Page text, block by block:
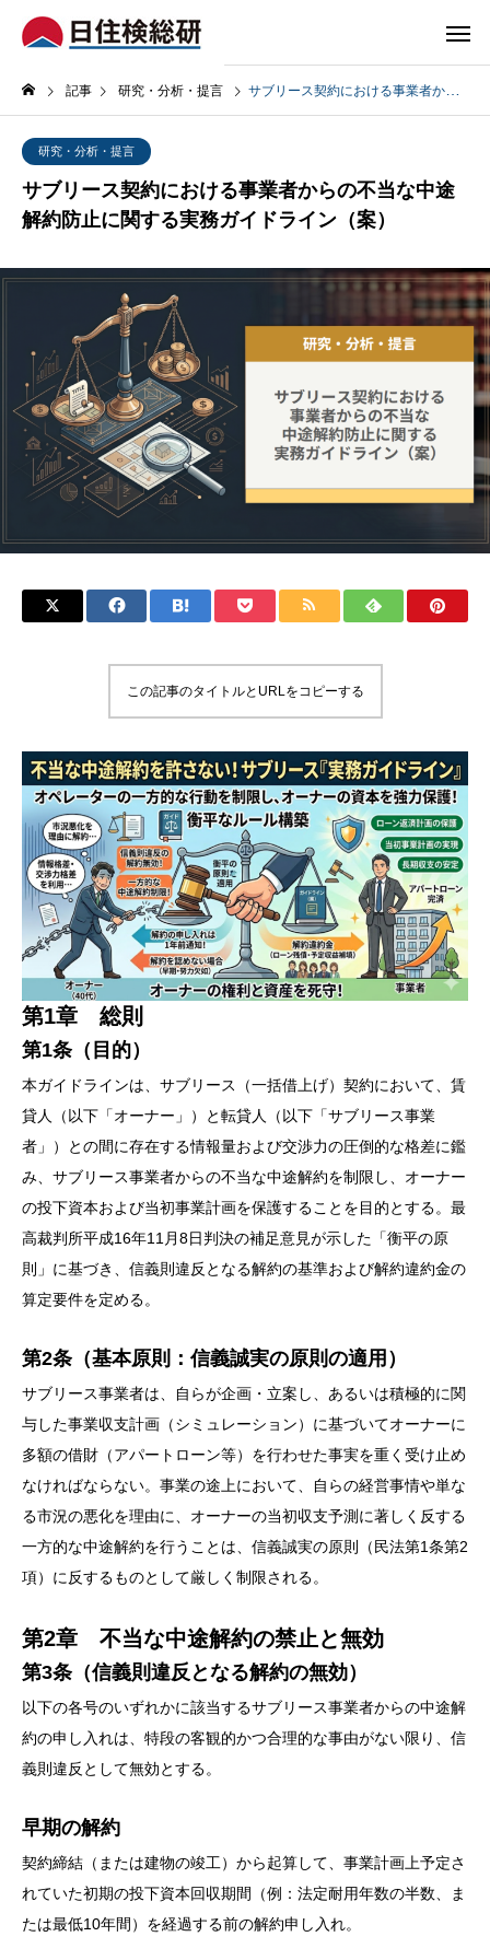
記事 研究・分析・提言 サブリース契約における事業者からの不当な中途解約防止に関する実務ガイドライン（案）
研究・分析・提言
サブリース契約における事業者からの不当な中途
解約防止に関する実務ガイドライン（案）
この記事のタイトルとURLをコピーする
第1章 総則
第1条（目的）
本ガイドラインは、サブリース（一括借上げ）契約において、賃
貸人（以下「オーナー」）と転貸人（以下「サブリース事業
者」）との間に存在する情報量および交渉力の圧倒的な格差に鑑
み、サブリース事業者からの不当な中途解約を制限し、オーナー
の投下資本および当初事業計画を保護することを目的とする。最
高裁判所平成16年11月8日判決の補足意見が示した「衡平の原
則」に基づき、信義則違反となる解約の基準および解約違約金の
算定要件を定める。
第2条（基本原則：信義誠実の原則の適用）
サブリース事業者は、自らが企画・立案し、あるいは積極的に関
与した事業収支計画（シミュレーション）に基づいてオーナーに
多額の借財（アパートローン等）を行わせた事実を重く受け止め
なければならない。事業の途上において、自らの経営事情や単な
る市況の悪化を理由に、オーナーの当初収支予測に著しく反する
一方的な中途解約を行うことは、信義誠実の原則（民法第1条第2
項）に反するものとして厳しく制限される。
第2章 不当な中途解約の禁止と無効
第3条（信義則違反となる解約の無効）
以下の各号のいずれかに該当するサブリース事業者からの中途解
約の申し入れは、特段の客観的かつ合理的な事由がない限り、信
義則違反として無効とする。
早期の解約
契約締結（または建物の竣工）から起算して、事業計画上予定さ
れていた初期の投下資本回収期間（例：法定耐用年数の半数、ま
たは最低10年間）を経過する前の解約申し入れ。